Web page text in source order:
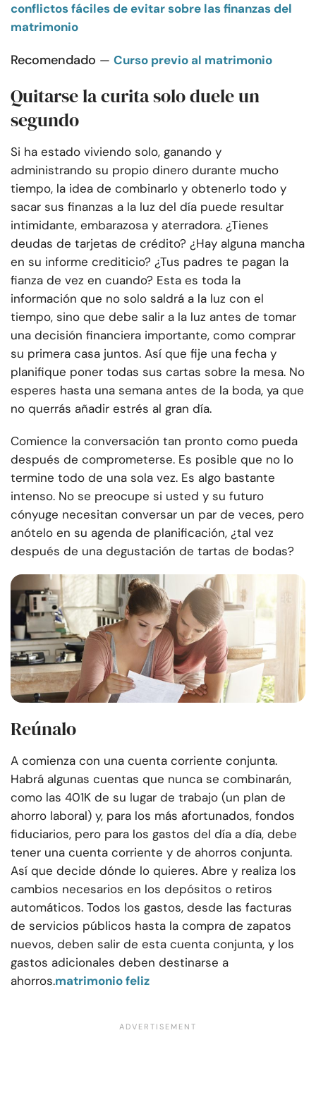
conflictos fáciles de evitar sobre las finanzas del
matrimonio
Recomendado — Curso previo al matrimonio
Quitarse la curita solo duele un
segundo
Si ha estado viviendo solo, ganando y
administrando su propio dinero durante mucho
tiempo, la idea de combinarlo y obtenerlo todo y
sacar sus finanzas a la luz del día puede resultar
intimidante, embarazosa y aterradora. ¿Tienes
deudas de tarjetas de crédito? ¿Hay alguna mancha
en su informe crediticio? ¿Tus padres te pagan la
fianza de vez en cuando? Esta es toda la
información que no solo saldrá a la luz con el
tiempo, sino que debe salir a la luz antes de tomar
una decisión financiera importante, como comprar
su primera casa juntos. Así que fije una fecha y
planifique poner todas sus cartas sobre la mesa. No
esperes hasta una semana antes de la boda, ya que
no querrás añadir estrés al gran día.
Comience la conversación tan pronto como pueda
después de comprometerse. Es posible que no lo
termine todo de una sola vez. Es algo bastante
intenso. No se preocupe si usted y su futuro
cónyuge necesitan conversar un par de veces, pero
anótelo en su agenda de planificación, ¿tal vez
después de una degustación de tartas de bodas?
Reúnalo
A comienza con una cuenta corriente conjunta.
Habrá algunas cuentas que nunca se combinarán,
como las 401K de su lugar de trabajo (un plan de
ahorro laboral) y, para los más afortunados, fondos
fiduciarios, pero para los gastos del día a día, debe
tener una cuenta corriente y de ahorros conjunta.
Así que decide dónde lo quieres. Abre y realiza los
cambios necesarios en los depósitos o retiros
automáticos. Todos los gastos, desde las facturas
de servicios públicos hasta la compra de zapatos
nuevos, deben salir de esta cuenta conjunta, y los
gastos adicionales deben destinarse a
ahorros.matrimonio feliz